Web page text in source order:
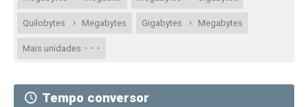
Quilobytes Megabytes Gigabytes Megabytes
Mais unidades · · ·
Tempo conversor